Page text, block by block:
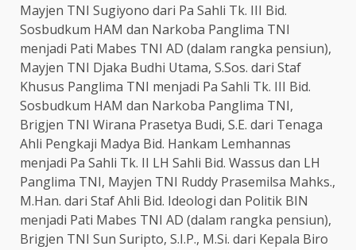
Mayjen TNI Sugiyono dari Pa Sahli Tk. III Bid.
Sosbudkum HAM dan Narkoba Panglima TNI
menjadi Pati Mabes TNI AD (dalam rangka pensiun),
Mayjen TNI Djaka Budhi Utama, S.Sos. dari Staf
Khusus Panglima TNI menjadi Pa Sahli Tk. III Bid.
Sosbudkum HAM dan Narkoba Panglima TNI,
Brigjen TNI Wirana Prasetya Budi, S.E. dari Tenaga
Ahli Pengkaji Madya Bid. Hankam Lemhannas
menjadi Pa Sahli Tk. II LH Sahli Bid. Wassus dan LH
Panglima TNI, Mayjen TNI Ruddy Prasemilsa Mahks.,
M.Han. dari Staf Ahli Bid. Ideologi dan Politik BIN
menjadi Pati Mabes TNI AD (dalam rangka pensiun),
Brigjen TNI Sun Suripto, S.I.P., M.Si. dari Kepala Biro